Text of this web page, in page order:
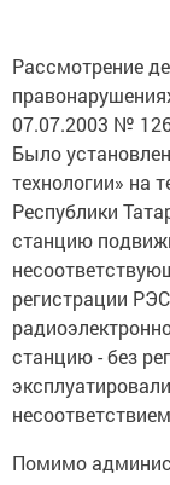
Рассмотрение
07.07.2003 №
Было
технологии» на
Республики
станцию
регистрации
станцию - без
Помимо